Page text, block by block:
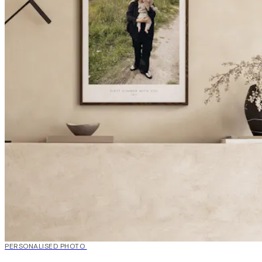
20%*Crea arte
PERSONALISED PHOTO